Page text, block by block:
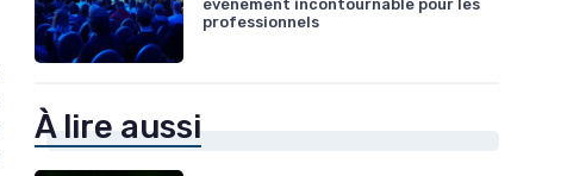
événement incontournable pour les
professionnels
À lire aussi